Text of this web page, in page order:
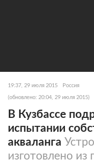
19:37, 29 июля 2015 Россия
(обновлено: 20:04, 29 июля 2015)
В Кузбассе
испытании
акваланга
изготовлено из